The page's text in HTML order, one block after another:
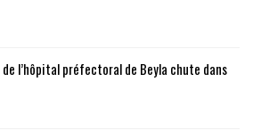
de l’hôpital préfectoral de Beyla chute dans